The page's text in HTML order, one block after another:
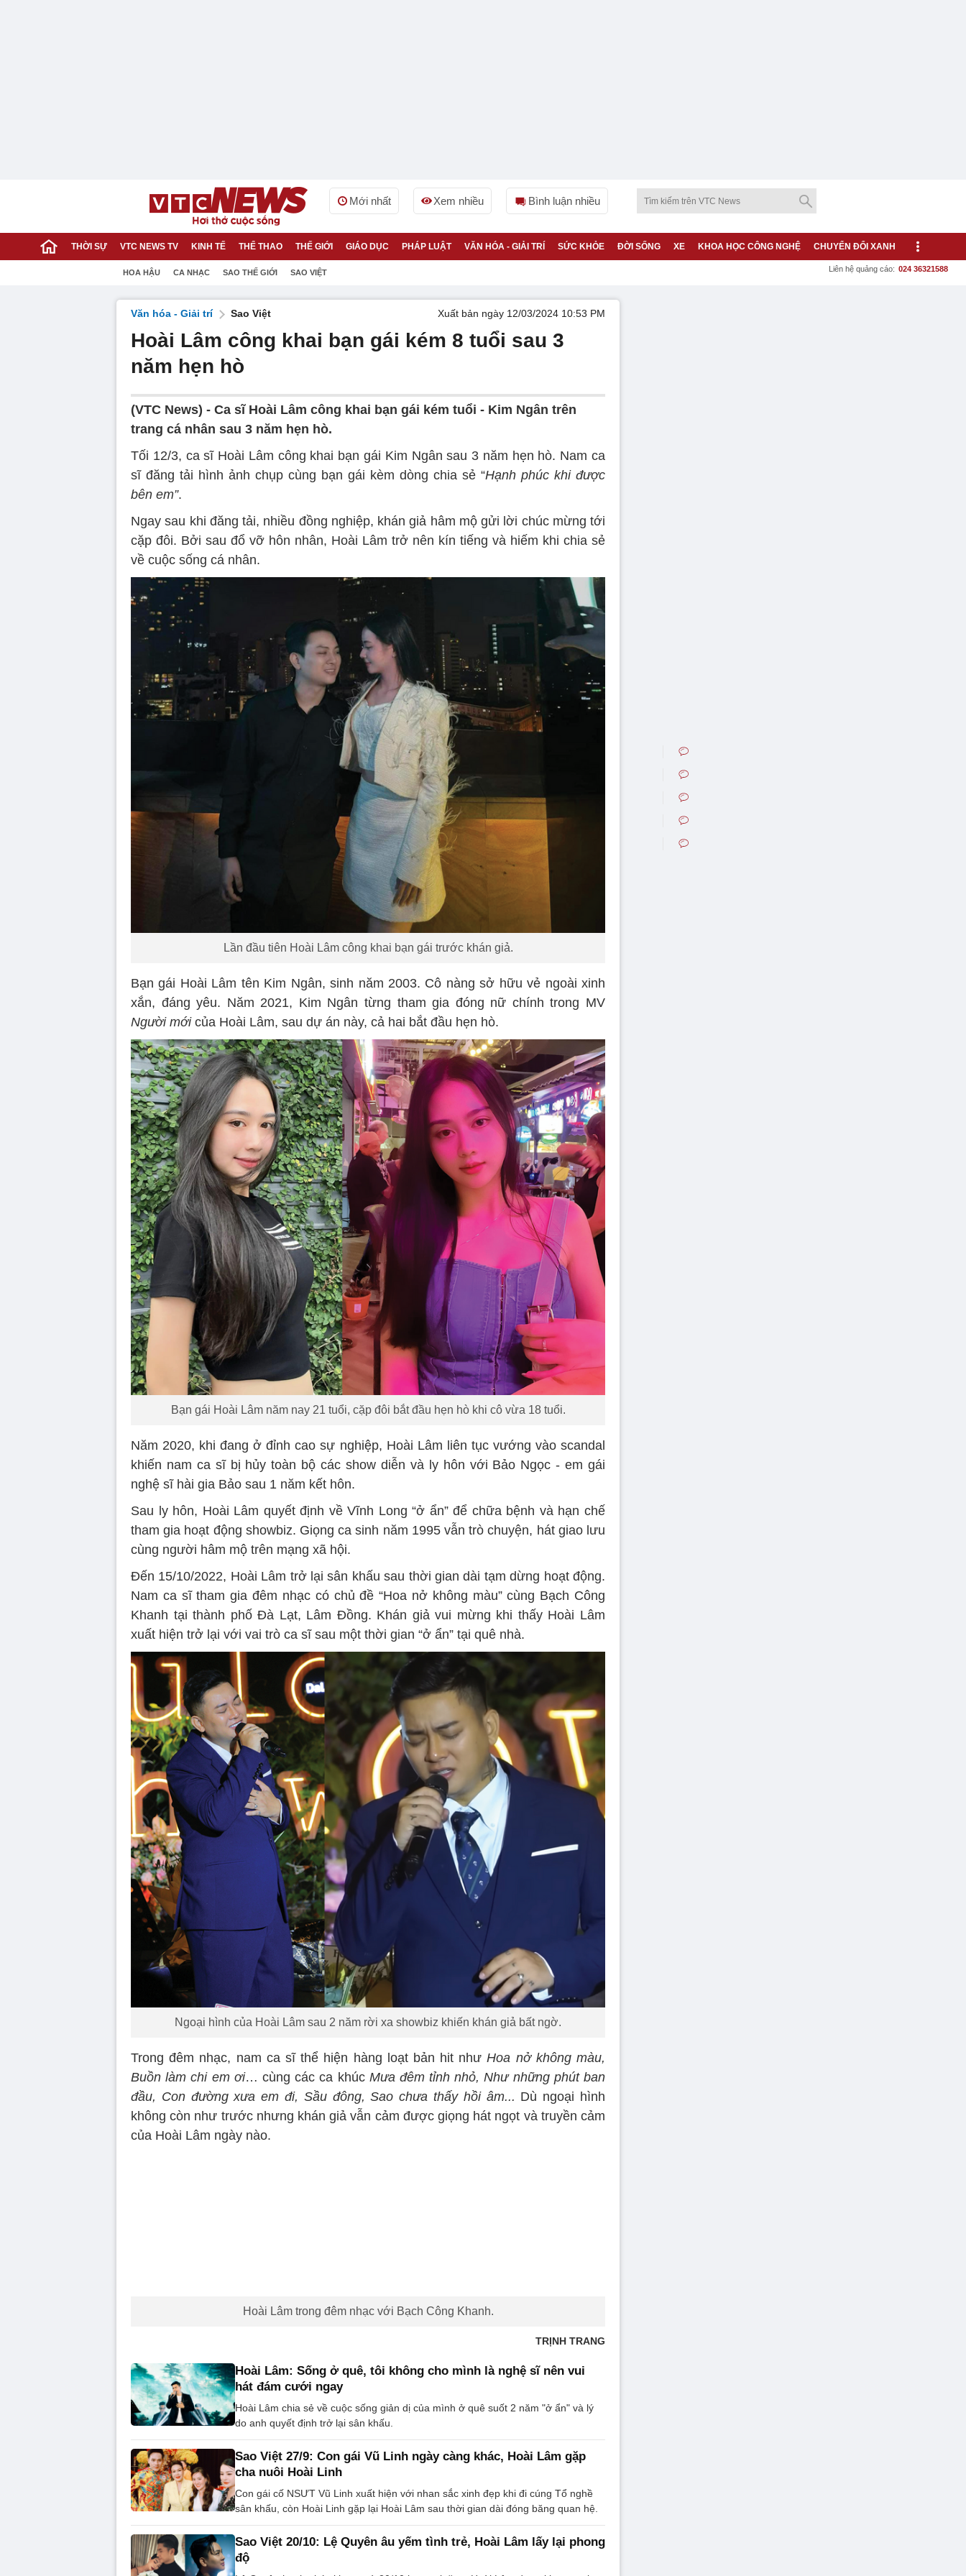
Mới nhất Xem nhiều Bình luận nhiều
THỜI SỰ VTC NEWS TV KINH TẾ THỂ THAO THẾ GIỚI GIÁO DỤC PHÁP LUẬT VĂN HÓA - GIẢI TRÍ SỨC KHỎE ĐỜI SỐNG XE KHOA HỌC CÔNG NGHỆ CHUYỂN ĐỔI XANH
HOA HẬU CA NHẠC SAO THẾ GIỚI SAO VIỆT Liên hệ quảng cáo: 024 36321588
Văn hóa - Giải trí Sao Việt Xuất bản ngày 12/03/2024 10:53 PM
Hoài Lâm công khai bạn gái kém 8 tuổi sau 3
năm hẹn hò
(VTC News) - Ca sĩ Hoài Lâm công khai bạn gái kém tuổi - Kim Ngân trên
trang cá nhân sau 3 năm hẹn hò.
Tối 12/3, ca sĩ Hoài Lâm công khai bạn gái Kim Ngân sau 3 năm hẹn hò. Nam ca
sĩ đăng tải hình ảnh chụp cùng bạn gái kèm dòng chia sẻ “Hạnh phúc khi được
bên em”.
Ngay sau khi đăng tải, nhiều đồng nghiệp, khán giả hâm mộ gửi lời chúc mừng tới
cặp đôi. Bởi sau đổ vỡ hôn nhân, Hoài Lâm trở nên kín tiếng và hiếm khi chia sẻ
về cuộc sống cá nhân.
Lần đầu tiên Hoài Lâm công khai bạn gái trước khán giả.
Bạn gái Hoài Lâm tên Kim Ngân, sinh năm 2003. Cô nàng sở hữu vẻ ngoài xinh
xắn, đáng yêu. Năm 2021, Kim Ngân từng tham gia đóng nữ chính trong MV
Người mớicủa Hoài Lâm, sau dự án này, cả hai bắt đầu hẹn hò.
Bạn gái Hoài Lâm năm nay 21 tuổi, cặp đôi bắt đầu hẹn hò khi cô vừa 18 tuổi.
Năm 2020, khi đang ở đỉnh cao sự nghiệp, Hoài Lâm liên tục vướng vào scandal
khiến nam ca sĩ bị hủy toàn bộ các show diễn và ly hôn với Bảo Ngọc - em gái
nghệ sĩ hài gia Bảo sau 1 năm kết hôn.
Sau ly hôn, Hoài Lâm quyết định về Vĩnh Long “ở ẩn” để chữa bệnh và hạn chế
tham gia hoạt động showbiz. Giọng ca sinh năm 1995 vẫn trò chuyện, hát giao lưu
cùng người hâm mộ trên mạng xã hội.
Đến 15/10/2022, Hoài Lâm trở lại sân khấu sau thời gian dài tạm dừng hoạt động.
Nam ca sĩ tham gia đêm nhạc có chủ đề “Hoa nở không màu” cùng Bạch Công
Khanh tại thành phố Đà Lạt, Lâm Đồng. Khán giả vui mừng khi thấy Hoài Lâm
xuất hiện trở lại với vai trò ca sĩ sau một thời gian “ở ẩn” tại quê nhà.
Ngoại hình của Hoài Lâm sau 2 năm rời xa showbiz khiến khán giả bất ngờ.
Trong đêm nhạc, nam ca sĩ thể hiện hàng loạt bản hit nhưHoa nở không màu,
Buồn làm chi em ơi… cùng các ca khúc Mưa đêm tỉnh nhỏ, Như những phút ban
đầu, Con đường xưa em đi, Sầu đông, Sao chưa thấy hồi âm... Dù ngoại hình
không còn như trước nhưng khán giả vẫn cảm được giọng hát ngọt và truyền cảm
của Hoài Lâm ngày nào.
Hoài Lâm trong đêm nhạc với Bạch Công Khanh.
TRỊNH TRANG
Hoài Lâm: Sống ở quê, tôi không cho mình là nghệ sĩ nên vui
hát đám cưới ngay
Hoài Lâm chia sẻ về cuộc sống giản dị của mình ở quê suốt 2 năm "ở ẩn" và lý
do anh quyết định trở lại sân khấu.
Sao Việt 27/9: Con gái Vũ Linh ngày càng khác, Hoài Lâm gặp
cha nuôi Hoài Linh
Con gái cố NSƯT Vũ Linh xuất hiện với nhan sắc xinh đẹp khi đi cúng Tổ nghề
sân khấu, còn Hoài Linh gặp lại Hoài Lâm sau thời gian dài đóng băng quan hệ.
Sao Việt 20/10: Lệ Quyên âu yếm tình trẻ, Hoài Lâm lấy lại phong
độ